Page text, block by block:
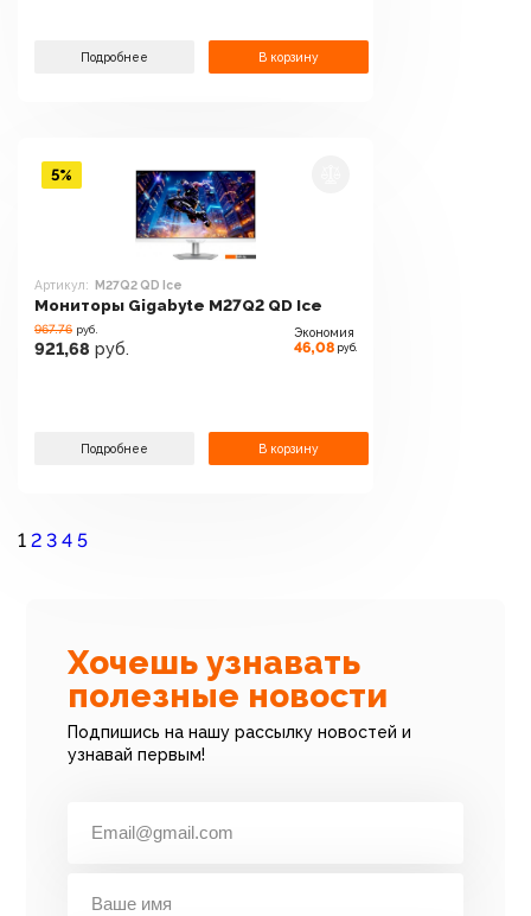
Подробнее В корзину
Артикул: M27Q2 QD Ice
Мониторы Gigabyte M27Q2 QD Ice
967.76 руб.
921,68 руб.
Экономия
46,08 руб.
Подробнее В корзину
5%
1 2 3 4 5
Хочешь узнавать
полезные новости
Подпишись на нашу рассылку новостей и
узнавай первым!